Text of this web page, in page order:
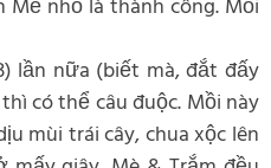
nhỏ là thành công. Mồi
lần nữa (biết mà, đắt đấy
có thể câu đuộc. Mồi này
mùi trái cây, chua xộc lên